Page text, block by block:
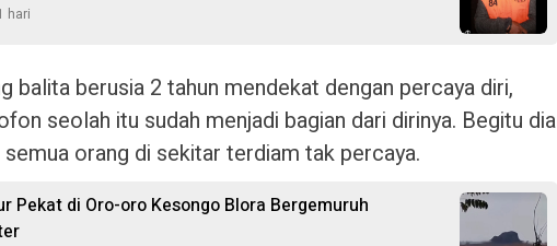
hari
balita berusia 2 tahun mendekat dengan percaya diri,
seolah itu sudah menjadi bagian dari dirinya. Begitu dia
orang di sekitar terdiam tak percaya.
Pekat di Oro-oro Kesongo Blora Bergemuruh